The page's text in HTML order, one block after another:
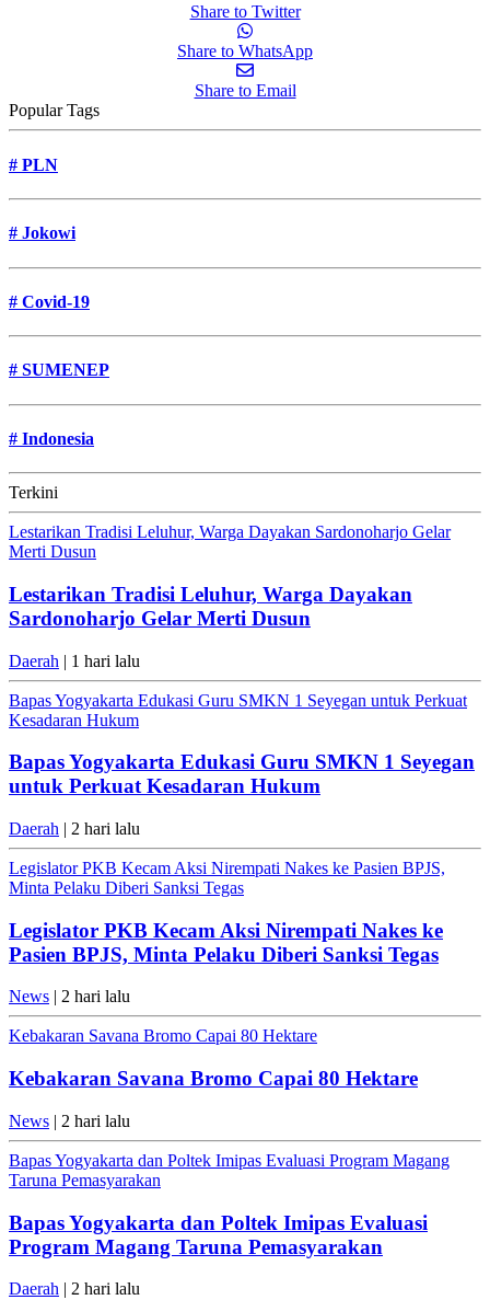
Share to Twitter
Share to WhatsApp
Share to Email
Popular Tags
# PLN
# Jokowi
# Covid-19
# SUMENEP
# Indonesia
Terkini
Lestarikan Tradisi Leluhur, Warga Dayakan Sardonoharjo Gelar
Merti Dusun
Lestarikan Tradisi Leluhur, Warga Dayakan
Sardonoharjo Gelar Merti Dusun
Daerah | 1 hari lalu
Bapas Yogyakarta Edukasi Guru SMKN 1 Seyegan untuk Perkuat
Kesadaran Hukum
Bapas Yogyakarta Edukasi Guru SMKN 1 Seyegan
untuk Perkuat Kesadaran Hukum
Daerah | 2 hari lalu
Legislator PKB Kecam Aksi Nirempati Nakes ke Pasien BPJS,
Minta Pelaku Diberi Sanksi Tegas
Legislator PKB Kecam Aksi Nirempati Nakes ke
Pasien BPJS, Minta Pelaku Diberi Sanksi Tegas
News | 2 hari lalu
Kebakaran Savana Bromo Capai 80 Hektare
Kebakaran Savana Bromo Capai 80 Hektare
News | 2 hari lalu
Bapas Yogyakarta dan Poltek Imipas Evaluasi Program Magang
Taruna Pemasyarakan
Bapas Yogyakarta dan Poltek Imipas Evaluasi
Program Magang Taruna Pemasyarakan
Daerah | 2 hari lalu